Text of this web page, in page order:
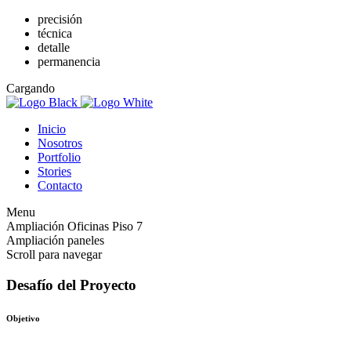
precisión
técnica
detalle
permanencia
Cargando
Inicio
Nosotros
Portfolio
Stories
Contacto
Menu
Ampliación Oficinas Piso 7
Ampliación paneles
Scroll para navegar
Desafío del Proyecto
Objetivo